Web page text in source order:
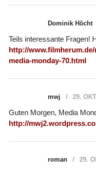
Dominik Höcht
Teils interessante Fragen!
http://
media-monday-70.html
mwj 29.
Guten Morgen, Media
http://
roman 29.